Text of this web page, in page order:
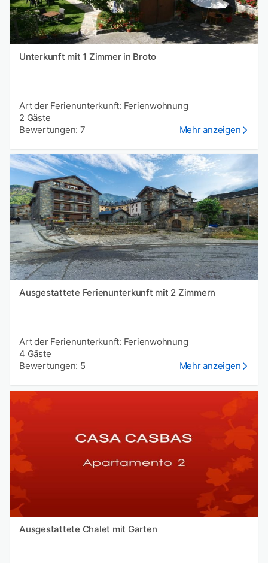
Unterkunft mit 1 Zimmer in Broto
Art der Ferienunterkunft: Ferienwohnung
2 Gäste
Bewertungen: 7
Mehr anzeigen
Ausgestattete Ferienunterkunft mit 2 Zimmern
Art der Ferienunterkunft: Ferienwohnung
4 Gäste
Bewertungen: 5
Mehr anzeigen
Ausgestattete Chalet mit Garten